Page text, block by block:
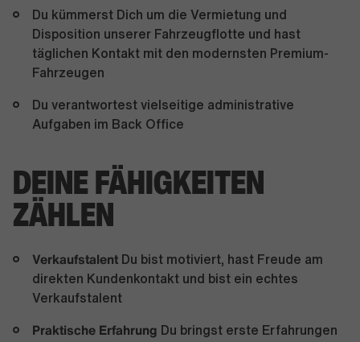
Du kümmerst Dich um die Vermietung und
Disposition unserer Fahrzeugflotte und hast
täglichen Kontakt mit den modernsten Premium-
Fahrzeugen
Du verantwortest vielseitige administrative
Aufgaben im Back Office
DEINE FÄHIGKEITEN
ZÄHLEN
Verkaufstalent Du bist motiviert, hast Freude am
direkten Kundenkontakt und bist ein echtes
Verkaufstalent
Praktische Erfahrung Du bringst erste Erfahrungen